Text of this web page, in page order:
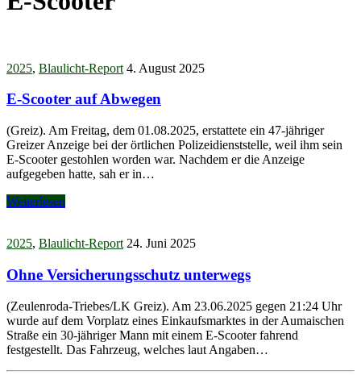
2025, Blaulicht-Report 4. August 2025
E-Scooter auf Abwegen
(Greiz). Am Freitag, dem 01.08.2025, erstattete ein 47-jähriger
Greizer Anzeige bei der örtlichen Polizeidienststelle, weil ihm sein
E-Scooter gestohlen worden war. Nachdem er die Anzeige
aufgegeben hatte, sah er in…
Weiterlesen
2025, Blaulicht-Report 24. Juni 2025
Ohne Versicherungsschutz unterwegs
(Zeulenroda-Triebes/LK Greiz). Am 23.06.2025 gegen 21:24 Uhr
wurde auf dem Vorplatz eines Einkaufsmarktes in der Aumaischen
Straße ein 30-jähriger Mann mit einem E-Scooter fahrend
festgestellt. Das Fahrzeug, welches laut Angaben…